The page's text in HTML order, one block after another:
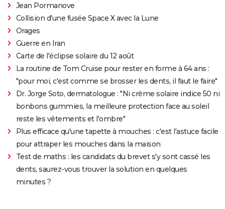
Jean Pormanove
Collision d'une fusée Space X avec la Lune
Orages
Guerre en Iran
Carte de l'éclipse solaire du 12 août
La routine de Tom Cruise pour rester en forme à 64 ans :
"pour moi, c'est comme se brosser les dents, il faut le faire"
Dr. Jorge Soto, dermatologue : "Ni crème solaire indice 50 ni
bonbons gummies, la meilleure protection face au soleil
reste les vêtements et l'ombre"
Plus efficace qu'une tapette à mouches : c'est l'astuce facile
pour attraper les mouches dans la maison
Test de maths : les candidats du brevet s'y sont cassé les
dents, saurez-vous trouver la solution en quelques
minutes ?